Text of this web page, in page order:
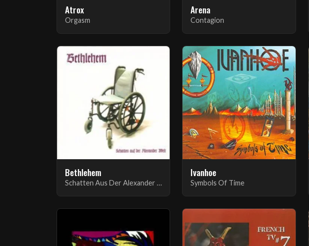
Atrox
Orgasm
Arena
Contagion
Bethlehem
Schatten Aus Der Alexander Welt
Ivanhoe
Symbols Of Time